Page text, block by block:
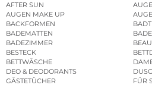
AFTER SUN
AUGEN MAKE UP
BACKFORMEN
BADEMATTEN
BADEZIMMER
BESTECK
BETTWÄSCHE
DEO & DEODORANTS
GÄSTETÜCHER
FÜR